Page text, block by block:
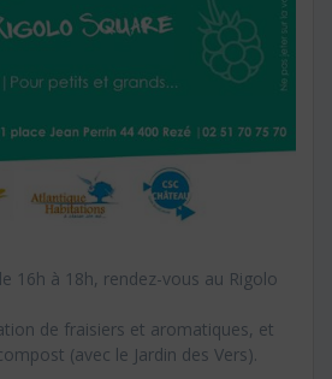
16h à 18h, rendez-vous au Rigolo
de fraisiers et aromatiques, et
(avec le Jardin des Vers).